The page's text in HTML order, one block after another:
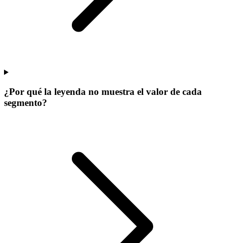
¿Por qué la leyenda no muestra el valor de cada
segmento?